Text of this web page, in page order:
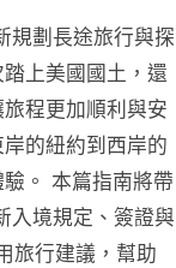
規劃長途旅行與探
上美國國土，還
程更加順利與安
的紐約到西岸的
。 本篇指南將帶
入境規定、簽證與
旅行建議，幫助